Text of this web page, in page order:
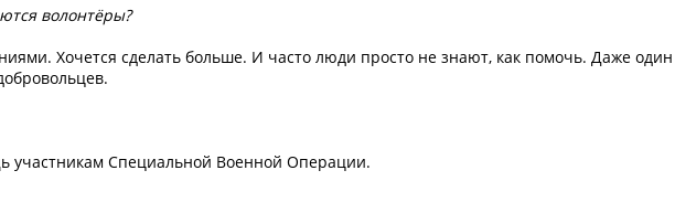
волонтёры?
Хочется сделать больше. И часто люди просто не знают, как помочь. Даже
Специальной Военной Операции.